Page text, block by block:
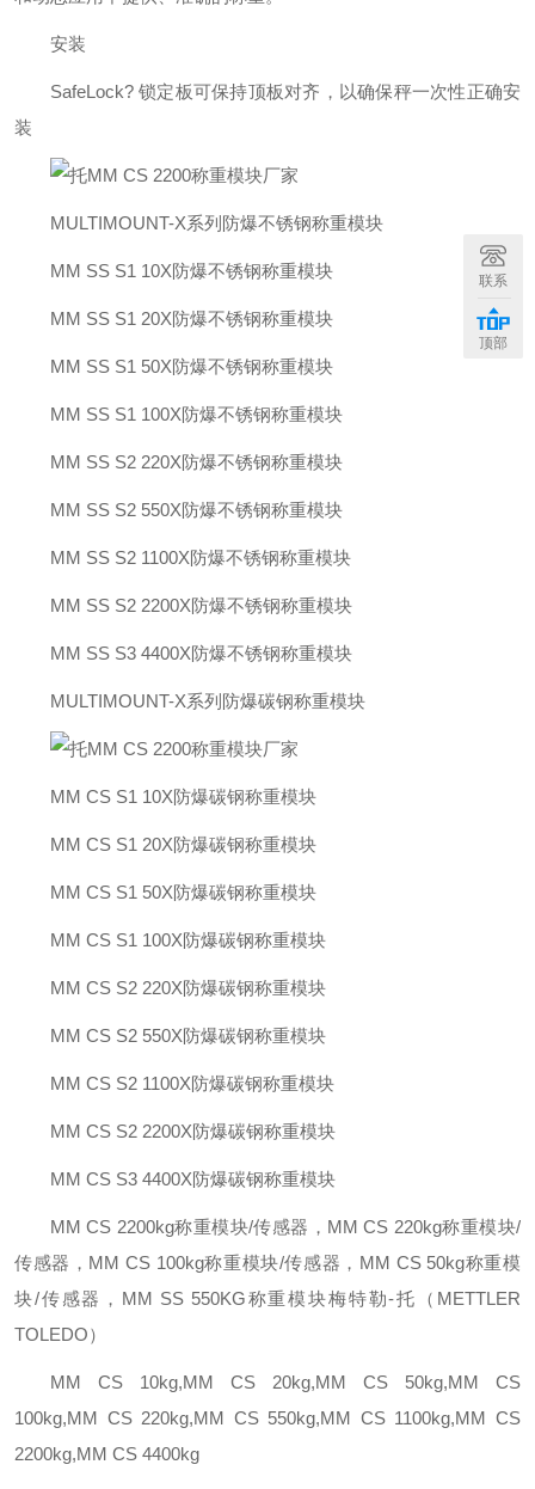
安装
SafeLock? 锁定板可保持顶板对齐，以确保秤一次性正确安
装
MULTIMOUNT-X系列防爆不锈钢称重模块
MM SS S1 10X防爆不锈钢称重模块
MM SS S1 20X防爆不锈钢称重模块
MM SS S1 50X防爆不锈钢称重模块
MM SS S1 100X防爆不锈钢称重模块
MM SS S2 220X防爆不锈钢称重模块
MM SS S2 550X防爆不锈钢称重模块
MM SS S2 1100X防爆不锈钢称重模块
MM SS S2 2200X防爆不锈钢称重模块
MM SS S3 4400X防爆不锈钢称重模块
MULTIMOUNT-X系列防爆碳钢称重模块
MM CS S1 10X防爆碳钢称重模块
MM CS S1 20X防爆碳钢称重模块
MM CS S1 50X防爆碳钢称重模块
MM CS S1 100X防爆碳钢称重模块
MM CS S2 220X防爆碳钢称重模块
MM CS S2 550X防爆碳钢称重模块
MM CS S2 1100X防爆碳钢称重模块
MM CS S2 2200X防爆碳钢称重模块
MM CS S3 4400X防爆碳钢称重模块
MM CS 2200kg称重模块/传感器，MM CS 220kg称重模块/
传感器，MM CS 100kg称重模块/传感器，MM CS 50kg称重模
块/传感器，MM SS 550KG称重模块梅特勒-托（METTLER
TOLEDO）
MM CS 10kg,MM CS 20kg,MM CS 50kg,MM CS
100kg,MM CS 220kg,MM CS 550kg,MM CS 1100kg,MM CS
2200kg,MM CS 4400kg
联系
顶部